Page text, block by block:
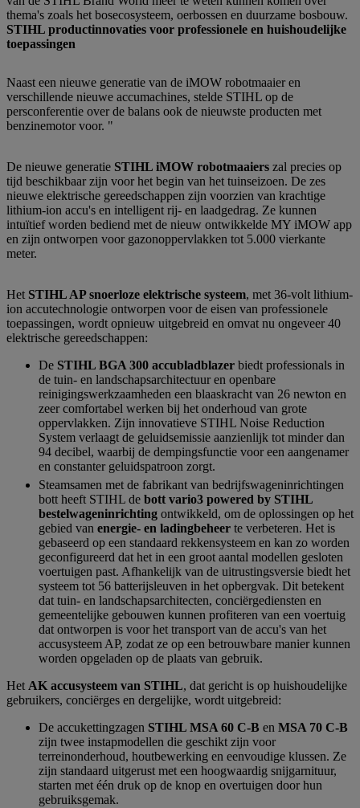
thema's zoals het bosecosysteem, oerbossen en duurzame bosbouw.
STIHL productinnovaties voor professionele en huishoudelijke
toepassingen
Naast een nieuwe generatie van de iMOW robotmaaier en
verschillende nieuwe accumachines, stelde STIHL op de
persconferentie over de balans ook de nieuwste producten met
benzinemotor voor. "
De nieuwe generatie STIHL iMOW robotmaaiers zal precies op
tijd beschikbaar zijn voor het begin van het tuinseizoen. De zes
nieuwe elektrische gereedschappen zijn voorzien van krachtige
lithium-ion accu's en intelligent rij- en laadgedrag. Ze kunnen
intuïtief worden bediend met de nieuw ontwikkelde MY iMOW app
en zijn ontworpen voor gazonoppervlakken tot 5.000 vierkante
meter.
Het STIHL AP snoerloze elektrische systeem, met 36-volt lithium-
ion accutechnologie ontworpen voor de eisen van professionele
toepassingen, wordt opnieuw uitgebreid en omvat nu ongeveer 40
elektrische gereedschappen:
De STIHL BGA 300 accubladblazer biedt professionals in
de tuin- en landschapsarchitectuur en openbare
reinigingswerkzaamheden een blaaskracht van 26 newton en
zeer comfortabel werken bij het onderhoud van grote
oppervlakken. Zijn innovatieve STIHL Noise Reduction
System verlaagt de geluidsemissie aanzienlijk tot minder dan
94 decibel, waarbij de dempingsfunctie voor een aangenamer
en constanter geluidspatroon zorgt.
Steamsamen met de fabrikant van bedrijfswageninrichtingen
bott heeft STIHL de bott vario3 powered by STIHL
bestelwageninrichting ontwikkeld, om de oplossingen op het
gebied van energie- en ladingbeheer te verbeteren. Het is
gebaseerd op een standaard rekkensysteem en kan zo worden
geconfigureerd dat het in een groot aantal modellen gesloten
voertuigen past. Afhankelijk van de uitrustingsversie biedt het
systeem tot 56 batterijsleuven in het opbergvak. Dit betekent
dat tuin- en landschapsarchitecten, conciërgediensten en
gemeentelijke gebouwen kunnen profiteren van een voertuig
dat ontworpen is voor het transport van de accu's van het
accusysteem AP, zodat ze op een betrouwbare manier kunnen
worden opgeladen op de plaats van gebruik.
Het AK accusysteem van STIHL, dat gericht is op huishoudelijke
gebruikers, conciërges en dergelijke, wordt uitgebreid:
De accukettingzagen STIHL MSA 60 C-B en MSA 70 C-B
zijn twee instapmodellen die geschikt zijn voor
terreinonderhoud, houtbewerking en eenvoudige klussen. Ze
zijn standaard uitgerust met een hoogwaardig snijgarnituur,
starten met één druk op de knop en overtuigen door hun
gebruiksgemak.